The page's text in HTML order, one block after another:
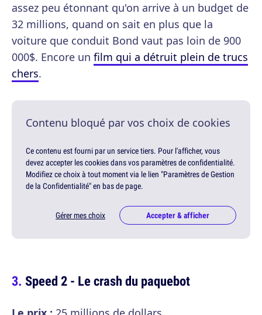
assez peu étonnant qu'on arrive à un budget de
32 millions, quand on sait en plus que la
voiture que conduit Bond vaut pas loin de 900
000$. Encore un film qui a détruit plein de trucs
chers.
Contenu bloqué par vos choix de cookies
Ce contenu est fourni par un service tiers. Pour l'afficher, vous
devez accepter les cookies dans vos paramètres de confidentialité.
Modifiez ce choix à tout moment via le lien "Paramètres de Gestion
de la Confidentialité" en bas de page.
Gérer mes choix Accepter & afficher
Speed 2 - Le crash du paquebot